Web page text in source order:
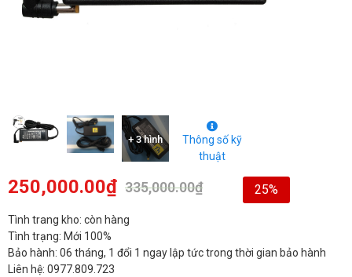
+ 3 hình
Thông số kỹ
thuật
335,000.00₫
250,000.00₫ 25%
Tình trang kho: còn hàng
Tình trạng: Mới 100%
Bảo hành: 06 tháng, 1 đổi 1 ngay lập tức trong thời gian bảo hành
Liên hệ: 0977.809.723